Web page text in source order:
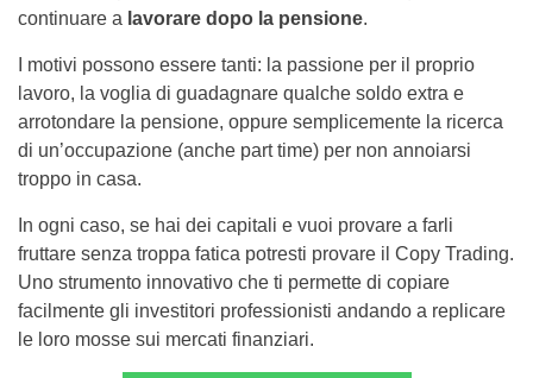
continuare a lavorare dopo la pensione.
I motivi possono essere tanti: la passione per il proprio
lavoro, la voglia di guadagnare qualche soldo extra e
arrotondare la pensione, oppure semplicemente la ricerca
di un’occupazione (anche part time) per non annoiarsi
troppo in casa.
In ogni caso, se hai dei capitali e vuoi provare a farli
fruttare senza troppa fatica potresti provare il Copy Trading.
Uno strumento innovativo che ti permette di copiare
facilmente gli investitori professionisti andando a replicare
le loro mosse sui mercati finanziari.